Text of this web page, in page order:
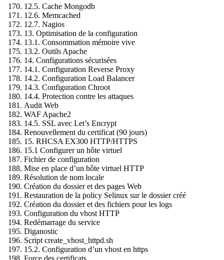
12.5. Cache Mongodb
12.6. Memcached
12.7. Nagios
13. Optimisation de la configuration
13.1. Consommation mémoire vive
13.2. Outils Apache
14. Configurations sécurisées
14.1. Configuration Reverse Proxy
14.2. Configuration Load Balancer
14.3. Configuration Chroot
14.4. Protection contre les attaques
Audit Web
WAF Apache2
14.5. SSL avec Let’s Encrypt
Renouvellement du certificat (90 jours)
15. RHCSA EX300 HTTP/HTTPS
15.1 Configurer un hôte virtuel
Fichier de configuration
Mise en place d’un hôte virtuel HTTP
Résolution de nom locale
Création du dossier et des pages Web
Restauration de la policy Selinux sur le dossier créé
Création du dossier et des fichiers pour les logs
Configuration du vhost HTTP
Redémarrage du service
Diganostic
Script create_vhost_httpd.sh
15.2. Configuration d’un vhost en https
Force des certificats